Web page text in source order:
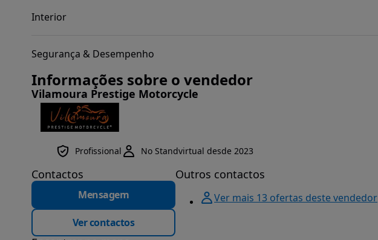
Interior
Segurança & Desempenho
Informações sobre o vendedor
Vilamoura Prestige Motorcycle
Profissional No Standvirtual desde 2023
Contactos
Mensagem
Ver contactos
Outros contactos
Ver mais 13 ofertas deste vendedor